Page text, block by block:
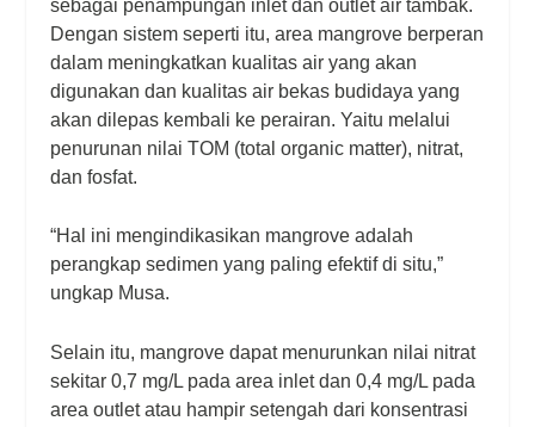
sebagai penampungan inlet dan outlet air tambak.
Dengan sistem seperti itu, area mangrove berperan
dalam meningkatkan kualitas air yang akan
digunakan dan kualitas air bekas budidaya yang
akan dilepas kembali ke perairan. Yaitu melalui
penurunan nilai TOM (total organic matter), nitrat,
dan fosfat.
“Hal ini mengindikasikan mangrove adalah
perangkap sedimen yang paling efektif di situ,”
ungkap Musa.
Selain itu, mangrove dapat menurunkan nilai nitrat
sekitar 0,7 mg/L pada area inlet dan 0,4 mg/L pada
area outlet atau hampir setengah dari konsentrasi